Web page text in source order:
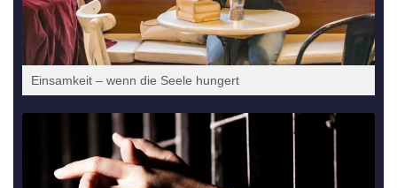
Ein­sam­keit – wenn die See­le hungert